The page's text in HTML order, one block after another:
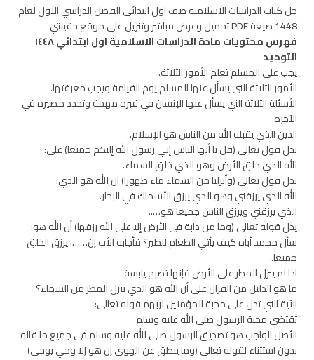
حل كتاب الدراسات الاسلامية صف اول ابتدائي الفصل الدراسي الاول لعام
1448 صيغة PDF تحميل وعرض مباشر وتنزيل على موقع حقيبتي
فهرس محتويات مادة الدراسات الاسلامية اول ابتدائي ١٤٤٨
التوحيد
يجب على المسلم تعلم الأمور الثلاثة.
الأمور الثلاثة التي يسأل عنها المسلم يوم القيامة ويجب معرفتها.
الأسئلة الثلاثة التي يسأل عنها الإنسان في قبره مهمة وتحدد مصيره في
الآخرة:
الدين الذي يقبله الله من الناس هو الإسلام.
يدل قول تعالى (قل يا أيها الناس إني رسول الله إليكم جميعا) على:
الله الذي خلق الأرض وهو الذي خلق السماء.
يدل قول تعالى (وأنزلنا من السماء ماء طهورا) ان الله هو الذي:
الله الذي يرزقني وهو الذي يرزق الأسماك في البحار.
الذي يرزقني ويرزق الناس جميعا هو…..
يدل قوله تعالى (وما من دابة في الأرض إلا على الله رزقها) أن الله هو:
سأل محمد أباه كيف يأتي الطعام للطير؟ فأجابه الأب إن……. يرزق الخلق
جميعا.
اذا لم ينزل المطر على الأرض فإنها تصبح يابسة.
ما هو الدليل من القرآن على أن الله هو الذي ينزل المطر من السماء؟
الآية التي تدل على محبة المؤمنين لربهم قوله تعالى:
تقتضي محبة الرسول صلى الله عليه وسلم
الأصل الواجب هو تصديق الرسول صلى الله عليه وسلم في جميع ما قاله
بدون استثناء لقوله تعالى (وما ينطق عن الهوى إن هو إلا وحي يوحى)